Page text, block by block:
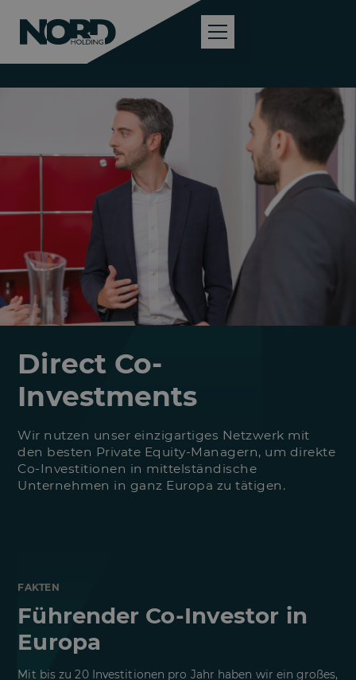
Direct Co-
Investments
Wir nutzen unser einzigartiges Netzwerk mit
den besten Private Equity-Managern, um direkte
Co-Investitionen in mittelständische
Unternehmen in ganz Europa zu tätigen.
FAKTEN
Führender Co-Investor in
Europa
Mit bis zu 20 Investitionen pro Jahr haben wir ein großes,